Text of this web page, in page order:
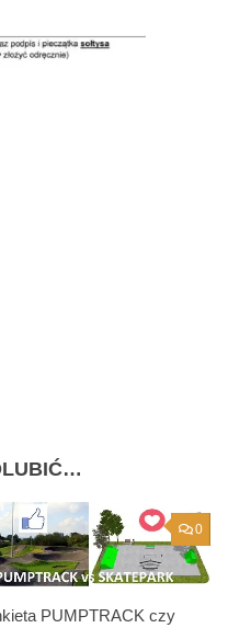
0
PUMPTRACK czy